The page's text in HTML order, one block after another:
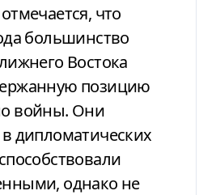
что
большинство
Востока
позицию
войны. Они
дипломатических
однако не